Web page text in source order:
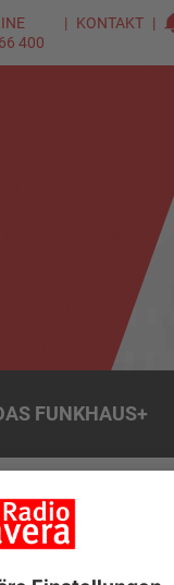
400
KONTAKT
FUNKHAUS+